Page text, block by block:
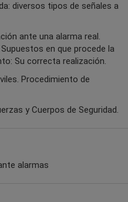
diversos tipos de señales a
ante una alarma real.
en que procede la
Su correcta realización.
Procedimiento de
y Cuerpos de Seguridad.
alarmas